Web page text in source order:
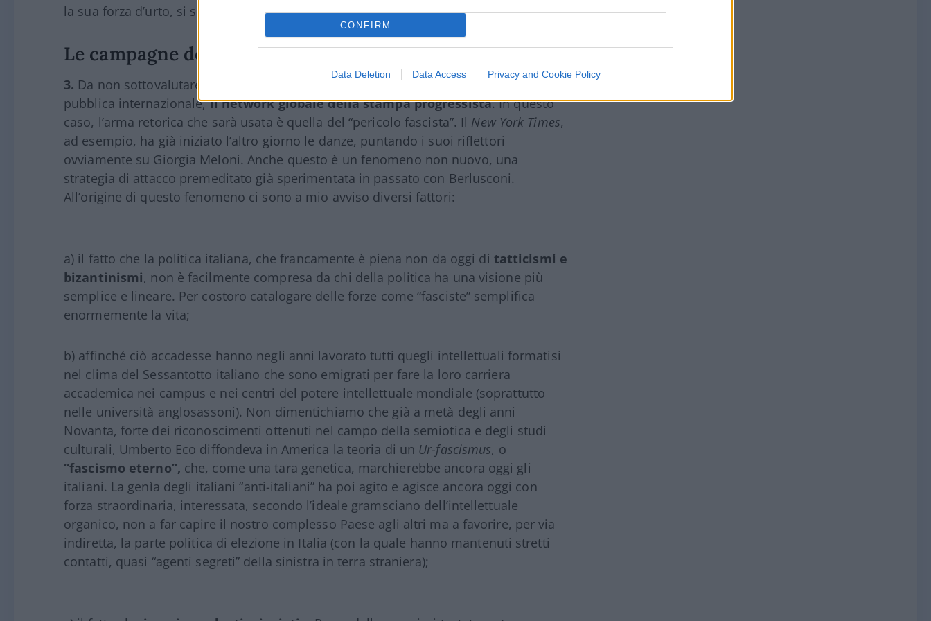
CONFIRM
Data Deletion Data Access Privacy and Cookie Policy
la sua forza d’urto, si sono fatti più avveduti.
Le campagne della stampa progressista
3. Da non sottovalutare poi il ruolo che svolgerà, soprattutto a livello di opinione
pubblica internazionale,il network globale della stampa progressista. In questo
caso, l’arma retorica che sarà usata è quella del “pericolo fascista”. Il New York Times,
ad esempio, ha già iniziato l’altro giorno le danze, puntando i suoi riflettori
ovviamente su Giorgia Meloni. Anche questo è un fenomeno non nuovo, una
strategia di attacco premeditato già sperimentata in passato con Berlusconi.
All’origine di questo fenomeno ci sono a mio avviso diversi fattori:
a) il fatto che la politica italiana, che francamente è piena non da oggi di tatticismi e
bizantinismi, non è facilmente compresa da chi della politica ha una visione più
semplice e lineare. Per costoro catalogare delle forze come “fasciste” semplifica
enormemente la vita;
b) affinché ciò accadesse hanno negli anni lavorato tutti quegli intellettuali formatisi
nel clima del Sessantotto italiano che sono emigrati per fare la loro carriera
accademica nei campus e nei centri del potere intellettuale mondiale (soprattutto
nelle università anglosassoni). Non dimentichiamo che già a metà degli anni
Novanta, forte dei riconoscimenti ottenuti nel campo della semiotica e degli studi
culturali, Umberto Eco diffondeva in America la teoria di un Ur-fascismus, o
“fascismo eterno”, che, come una tara genetica, marchierebbe ancora oggi gli
italiani. La genìa degli italiani “anti-italiani” ha poi agito e agisce ancora oggi con
forza straordinaria, interessata, secondo l’ideale gramsciano dell’intellettuale
organico, non a far capire il nostro complesso Paese agli altri ma a favorire, per via
indiretta, la parte politica di elezione in Italia (con la quale hanno mantenuti stretti
contatti, quasi “agenti segreti” della sinistra in terra straniera);